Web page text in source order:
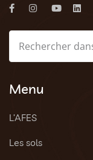
Menu
L’AFES
Les sols